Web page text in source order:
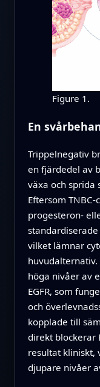
Figure 1.
En
Trippelnegativ
en fjärdedel av
växa och sprida
Eftersom
progesteron-
vilket lämnar
höga nivåer av
EGFR, som
och
kopplade till
direkt blockerar
resultat kliniskt,
djupare nivåer